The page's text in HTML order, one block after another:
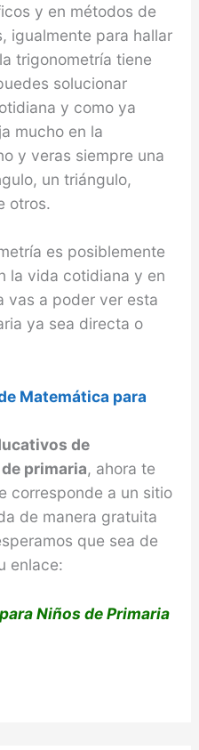
y en métodos de
igualmente para hallar
trigonometría tiene
solucionar
y como ya
mucho en la
y veras siempre una
un triángulo,
otros.
es posiblemente
la vida cotidiana y en
vas a poder ver esta
ya sea directa o
Matemática para
de
primaria, ahora te
corresponde a un sitio
de manera gratuita
que sea de
enlace:
Niños de Primaria